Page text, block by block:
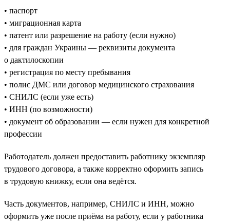
• паспорт
• миграционная карта
• патент или разрешение на работу (если нужно)
• для граждан Украины — реквизиты документа
о дактилоскопии
• регистрация по месту пребывания
• полис ДМС или договор медицинского страхования
• СНИЛС (если уже есть)
• ИНН (по возможности)
• документ об образовании — если нужен для конкретной
профессии
Работодатель должен предоставить работнику экземпляр
трудового договора, а также корректно оформить запись
в трудовую книжку, если она ведётся.
Часть документов, например, СНИЛС и ИНН, можно
оформить уже после приёма на работу, если у работника